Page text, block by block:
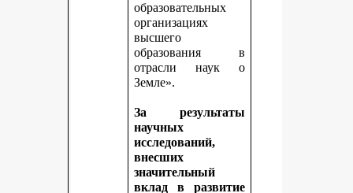
образовательных
организациях
высшего
образования в
отрасли наук о
Земле».
За результаты
научных
исследований,
внесших
значительный
вклад в развитие